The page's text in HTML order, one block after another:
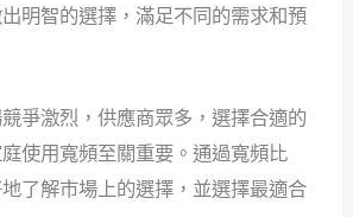
明智的選擇，滿足不同的需求和預
爭激烈，供應商眾多，選擇合適的
使用寬頻至關重要。通過寬頻比
了解市場上的選擇，並選擇最適合